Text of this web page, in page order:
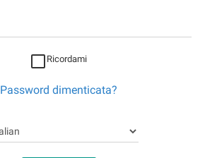
Ricordami
Password dimenticata?